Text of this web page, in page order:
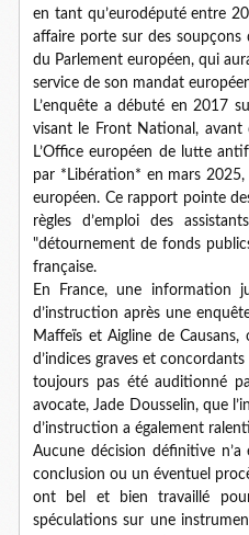
en tant qu’eurodéputé entre
affaire porte sur des soupçons
du Parlement européen, qui
service de son mandat
L’enquête a débuté en 2017
visant le Front National, avant
L’Office européen de lutte
par *Libération* en mars
européen. Ce rapport pointe
règles d’emploi des
"détournement de fonds
française.
En France, une information
d’instruction après une
Maffeïs et Aigline de
d’indices graves et
toujours pas été auditionné
avocate, Jade Dousselin, que
d’instruction a également
Aucune décision définitive
conclusion ou un éventuel
ont bel et bien travaillé
spéculations sur une